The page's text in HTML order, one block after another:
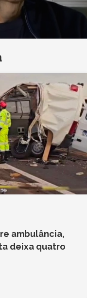
ambulância,
deixa quatro